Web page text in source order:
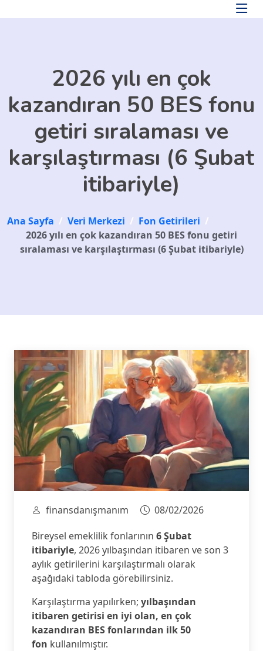
2026 yılı en çok
kazandıran 50 BES fonu
getiri sıralaması ve
karşılaştırması (6 Şubat
itibariyle)
Ana Sayfa / Veri Merkezi / Fon Getirileri /
2026 yılı en çok kazandıran 50 BES fonu getiri
sıralaması ve karşılaştırması (6 Şubat itibariyle)
finansdanışmanım
08/02/2026
Bireysel emeklilik fonlarının 6 Şubat
itibariyle, 2026 yılbaşından itibaren ve son 3
aylık getirilerini karşılaştırmalı olarak
aşağıdaki tabloda görebilirsiniz.
Karşılaştırma yapılırken; yılbaşından
itibaren getirisi en iyi olan, en çok
kazandıran BES fonlarından ilk 50
fon kullanılmıştır.